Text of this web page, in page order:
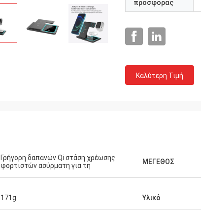
προσφοράς
Καλύτερη Τιμή
Γρήγορη δαπανών Qi στάση χρέωσης
φορτιστών ασύρματη για τη
ΜΕΓΕΘΟΣ
171g Υλικό